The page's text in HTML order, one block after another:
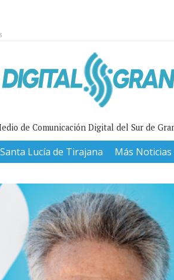
de Comunicación Digital del Sur de
Santa Lucía de Tirajana Más Noticias